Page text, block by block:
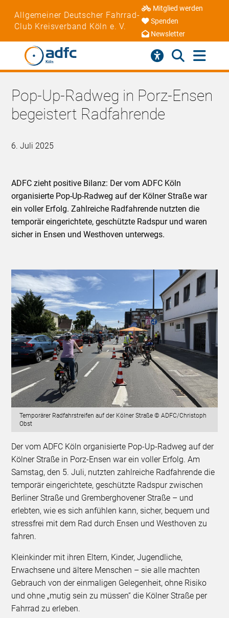
Allgemeiner Deutscher Fahrrad-
Club Kreisverband Köln e. V.
Mitglied werden
Spenden
Newsletter
Pop-Up-Radweg in Porz-Ensen
begeistert Radfahrende
6. Juli 2025
ADFC zieht positive Bilanz: Der vom ADFC Köln
organisierte Pop-Up-Radweg auf der Kölner Straße war
ein voller Erfolg. Zahlreiche Radfahrende nutzten die
temporär eingerichtete, geschützte Radspur und waren
sicher in Ensen und Westhoven unterwegs.
Temporärer Radfahrstreifen auf der Kölner Straße © ADFC/Christoph
Obst
Der vom ADFC Köln organisierte Pop-Up-Radweg auf der
Kölner Straße in Porz-Ensen war ein voller Erfolg. Am
Samstag, den 5. Juli, nutzten zahlreiche Radfahrende die
temporär eingerichtete, geschützte Radspur zwischen
Berliner Straße und Gremberghovener Straße – und
erlebten, wie es sich anfühlen kann, sicher, bequem und
stressfrei mit dem Rad durch Ensen und Westhoven zu
fahren.
Kleinkinder mit ihren Eltern, Kinder, Jugendliche,
Erwachsene und ältere Menschen – sie alle machten
Gebrauch von der einmaligen Gelegenheit, ohne Risiko
und ohne „mutig sein zu müssen“ die Kölner Straße per
Fahrrad zu erleben.